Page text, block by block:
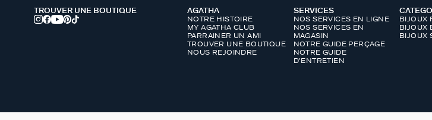
AGATHA
NOTRE HISTOIRE
MY AGATHA CLUB
PARRAINER UN AMI
TROUVER UNE BOUTIQUE
NOUS REJOINDRE
SERVICES
NOS SERVICES EN LIGNE
NOS SERVICES EN
MAGASIN
NOTRE GUIDE PERÇAGE
NOTRE GUIDE
D'ENTRETIEN
BIJOUX
BIJOUX
BIJOUX
TROUVER UNE BOUTIQUE